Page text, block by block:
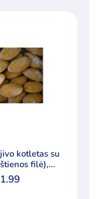
kotletas su
filė),
po 145g